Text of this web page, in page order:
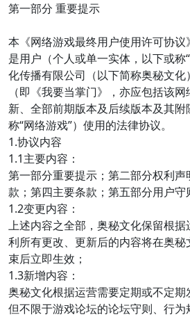
第一部分 重要提示
本《网络游戏最终用户使用许可协议
是用户（个人或单一实体，以下或称
化传播有限公司（以下简称奥秘文
（即《我要当掌门》，亦应包括该
新、全部前期版本及后续版本及其
称“网络游戏”）使用的法律协议。
1.协议内容
1.1主要内容：
第一部分重要提示；第二部分权利
款；第四主要条款；第五部分用户守
1.2变更内容：
上述内容之全部，奥秘文化保留根
利所有更改、更新后的内容将在奥
束后立即生效；
1.3新增内容：
奥秘文化根据运营需要定期或不定
但不限于游戏论坛的论坛守则、行为